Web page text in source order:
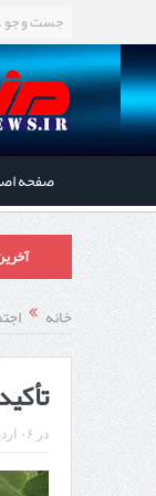
صفحه
خانه
در ۰۶ اردیبهشت ۱۴۰۴